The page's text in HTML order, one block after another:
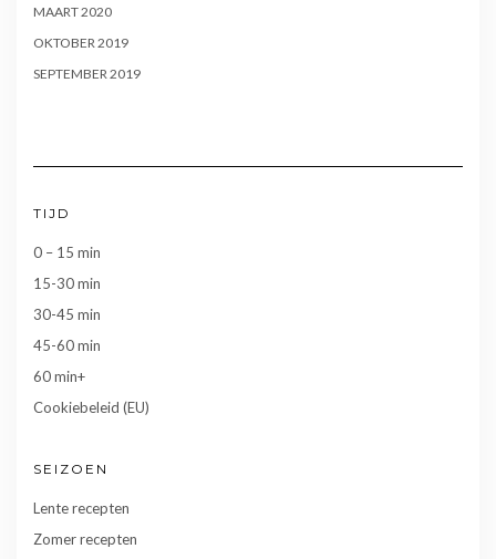
MAART 2020
OKTOBER 2019
SEPTEMBER 2019
TIJD
0 – 15 min
15-30 min
30-45 min
45-60 min
60 min+
Cookiebeleid (EU)
SEIZOEN
Lente recepten
Zomer recepten